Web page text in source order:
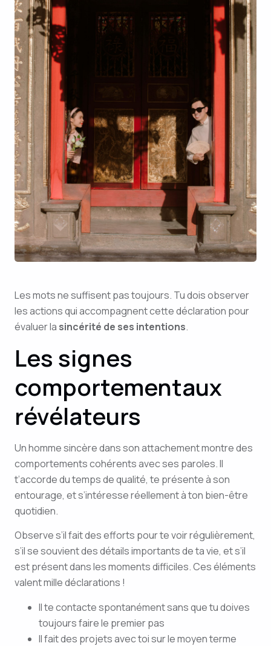
Les mots ne suffisent pas toujours. Tu dois observer
les actions qui accompagnent cette déclaration pour
évaluer la sincérité de ses intentions.
Les signes
comportementaux
révélateurs
Un homme sincère dans son attachement montre des
comportements cohérents avec ses paroles. Il
t’accorde du temps de qualité, te présente à son
entourage, et s’intéresse réellement à ton bien-être
quotidien.
Observe s’il fait des efforts pour te voir régulièrement,
s’il se souvient des détails importants de ta vie, et s’il
est présent dans les moments difficiles. Ces éléments
valent mille déclarations !
Il te contacte spontanément sans que tu doives
toujours faire le premier pas
Il fait des projets avec toi sur le moyen terme